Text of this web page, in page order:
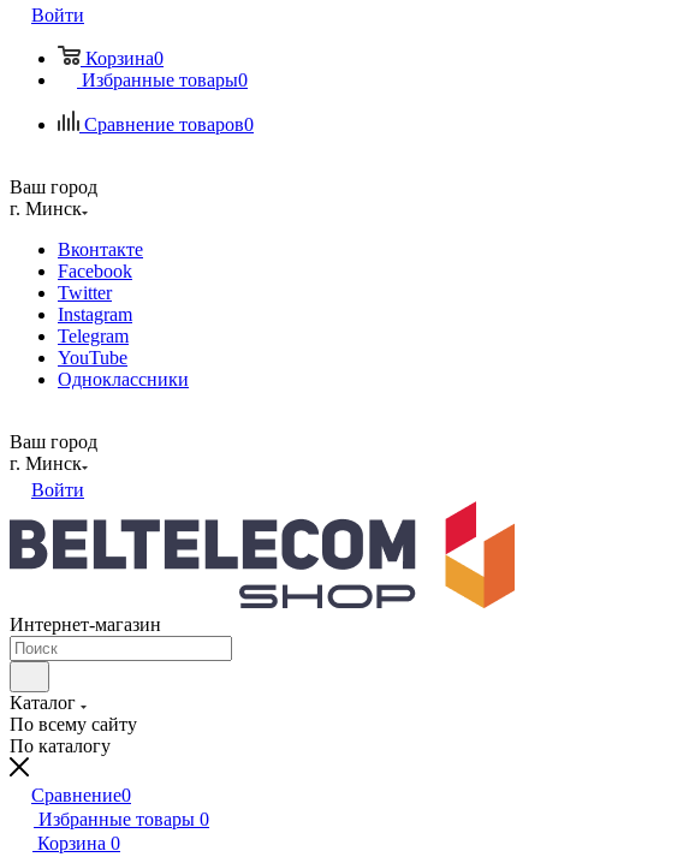
Войти
Корзина0
Избранные товары0
Сравнение товаров0
Ваш город
г. Минск
Вконтакте
Facebook
Twitter
Instagram
Telegram
YouTube
Одноклассники
Ваш город
г. Минск
Войти
Интернет-магазин
Каталог
По всему сайту
По каталогу
Сравнение0
Избранные товары 0
Корзина 0